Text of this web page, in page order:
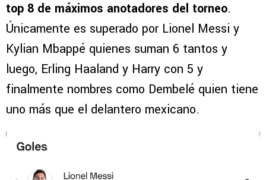
top 8 de máximos anotadores del torneo.
Únicamente es superado por Lionel Messi y
Kylian Mbappé quienes suman 6 tantos y
luego, Erling Haaland y Harry con 5 y
finalmente nombres como Dembelé quien tiene
uno más que el delantero mexicano.